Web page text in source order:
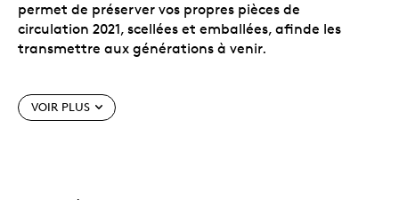
permet de préserver vos propres pièces de
circulation 2021, scellées et emballées, afinde les
transmettre aux générations à venir.
VOIR PLUS